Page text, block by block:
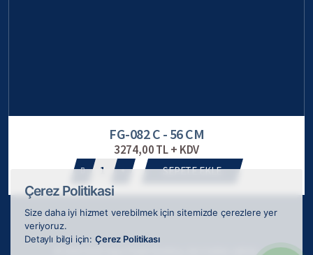
FG-082 C - 56 CM
3274,00 TL + KDV
1 SEPETE EKLE
Çerez Politikasi
Size daha iyi hizmet verebilmek için sitemizde çerezlere yer
veriyoruz.
Detaylı bilgi için: Çerez Politikası